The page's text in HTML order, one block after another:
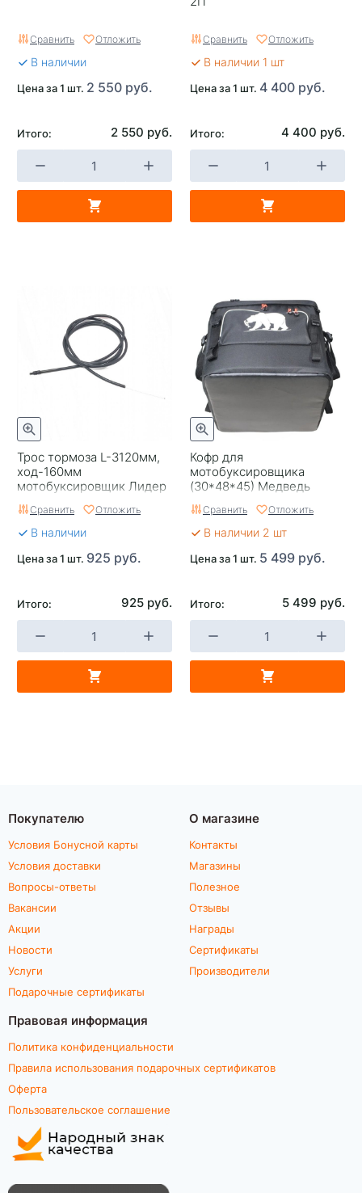
Сравнить Отложить
В наличии
Цена за 1 шт. 2 550 руб.
Итого: 2 550 руб.
Сравнить Отложить
В наличии 1 шт
Цена за 1 шт. 4 400 руб.
Итого: 4 400 руб.
Трос тормоза L-3120мм,
ход-160мм
мотобуксировщик Лидер
Сравнить Отложить
В наличии
Цена за 1 шт. 925 руб.
Итого: 925 руб.
Кофр для
мотобуксировщика
(30*48*45) Медведь
Сравнить Отложить
В наличии 2 шт
Цена за 1 шт. 5 499 руб.
Итого: 5 499 руб.
Покупателю
Условия Бонусной карты
Условия доставки
Вопросы-ответы
Вакансии
Акции
Новости
Услуги
Подарочные сертификаты
О магазине
Контакты
Магазины
Полезное
Отзывы
Награды
Сертификаты
Производители
Правовая информация
Политика конфиденциальности
Правила использования подарочных сертификатов
Оферта
Пользовательское соглашение